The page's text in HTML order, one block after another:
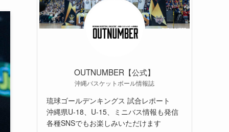
OUTNUMBER【公式】
沖縄バスケットボール情報誌
琉球ゴールデンキングス 試合レポート
沖縄県U-18、U-15、ミニバス情報も発信
各種SNSでもお楽しみいただけます